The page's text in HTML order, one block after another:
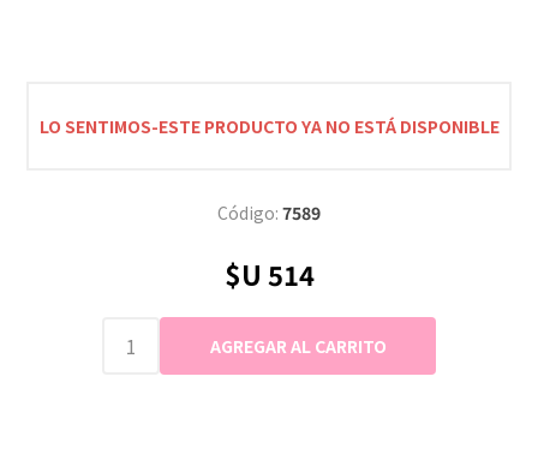
LO SENTIMOS-ESTE PRODUCTO YA NO ESTÁ DISPONIBLE
Código: 7589
$U 514